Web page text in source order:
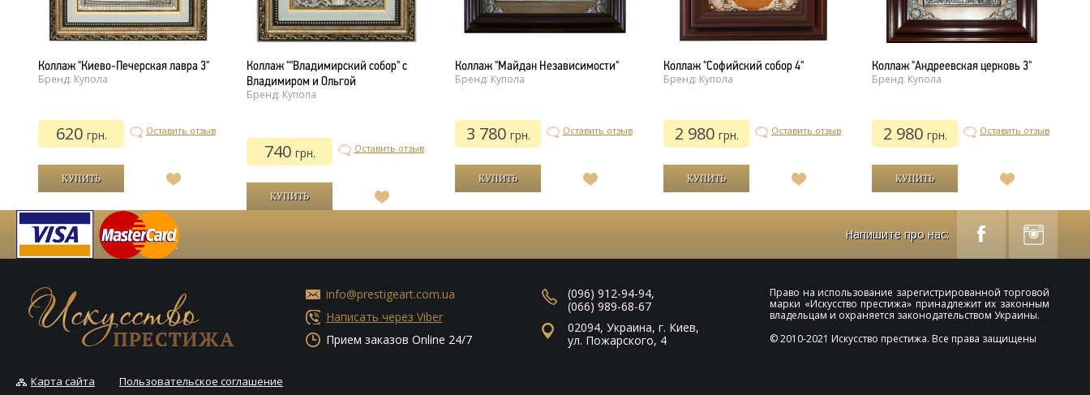
Коллаж "Киево-Печерская лавра 3"
Бренд: Купола
620 грн. Оставить отзыв
желаний
Коллаж ""Владимирский собор" с
Владимиром и Ольгой
Бренд: Купола
740 грн. Оставить отзыв
В
Коллаж "Майдан Независимости"
Бренд: Купола
3 780 грн. Оставить отзыв
желаний
Коллаж "Софийский собор 4"
Бренд: Купола
2 980 грн. Оставить отзыв
желаний
Коллаж "Андреевская церковь 3"
Бренд: Купола
2 980 грн. Оставить отзыв
желаний
Напишите про нас:
info@prestigeart.com.ua
Написать через Viber
Прием заказов Online 24/7
(096) 912-94-94,
(066) 989-68-67
02094,Украина,г. Киев,
ул. Пожарского, 4
Право на использование зарегистрированной торговой
марки «Искусство престижа» принадлежит их законным
владельцам и охраняется законодательством Украины.
© 2010-2021 Искусство престижа. Все права защищены
Карта сайта Пользовательское соглашение